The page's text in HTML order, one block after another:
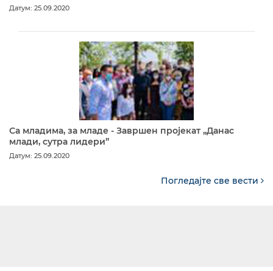
Датум: 25.09.2020
Са младима, за младе - Завршен пројекат „Данас
млади, сутра лидери”
Датум: 25.09.2020
Погледајте све вести